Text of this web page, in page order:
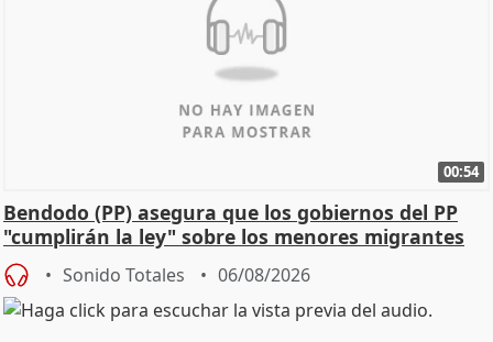
00:54
Bendodo (PP) asegura que los gobiernos del PP
"cumplirán la ley" sobre los menores migrantes
Sonido Totales 06/08/2026